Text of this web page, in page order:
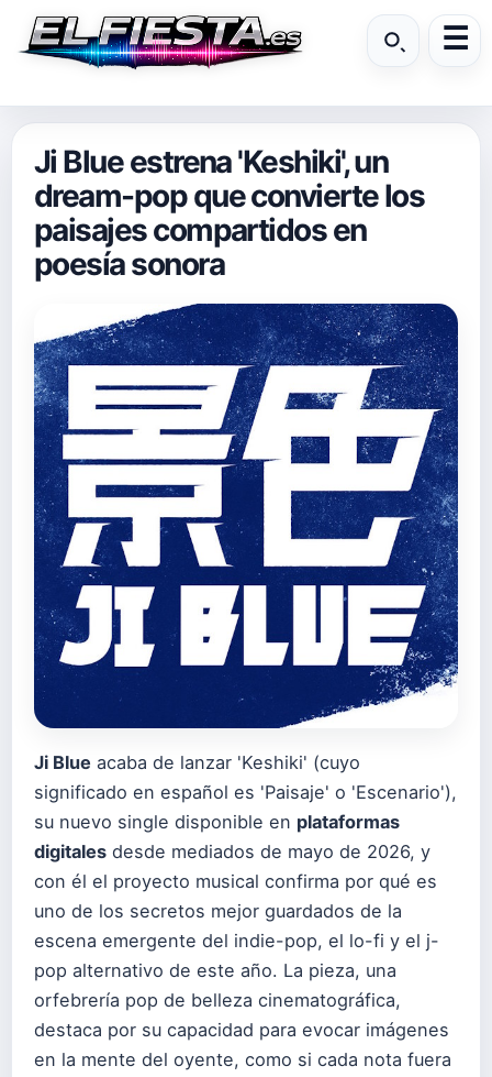
Ji Blue estrena 'Keshiki', un
dream-pop que convierte los
paisajes compartidos en
poesía sonora
Ji Blue acaba de lanzar 'Keshiki' (cuyo
significado en español es 'Paisaje' o 'Escenario'),
su nuevo single disponible en plataformas
digitales desde mediados de mayo de 2026, y
con él el proyecto musical confirma por qué es
uno de los secretos mejor guardados de la
escena emergente del indie-pop, el lo-fi y el j-
pop alternativo de este año. La pieza, una
orfebrería pop de belleza cinematográfica,
destaca por su capacidad para evocar imágenes
en la mente del oyente, como si cada nota fuera